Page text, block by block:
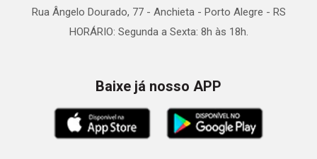
Rua Ângelo Dourado, 77 - Anchieta - Porto Alegre - RS
HORÁRIO: Segunda a Sexta: 8h às 18h.
Baixe já nosso APP